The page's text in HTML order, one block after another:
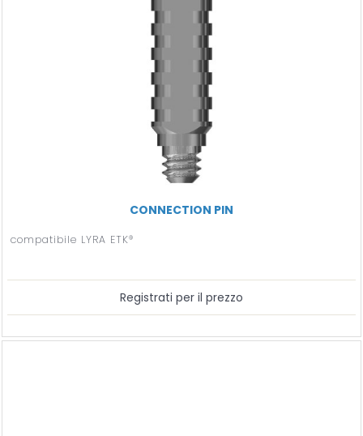
CONNECTION PIN
compatibile LYRA ETK®
Registrati per il prezzo